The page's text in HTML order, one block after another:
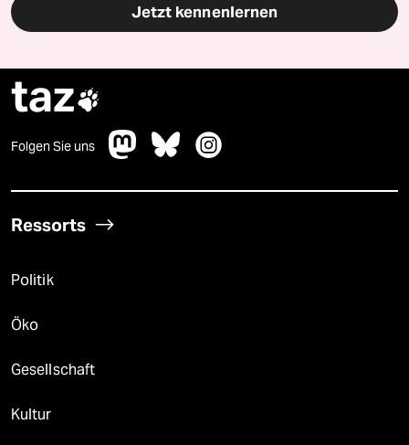
Jetzt kennenlernen
taz
Folgen Sie uns
Ressorts
Politik
Öko
Gesellschaft
Kultur